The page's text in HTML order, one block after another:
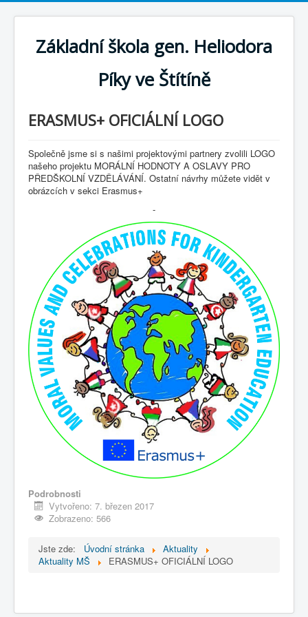
Základní škola gen. Heliodora
Píky ve Štítíně
ERASMUS+ OFICIÁLNÍ LOGO
Společně jsme si s našimi projektovými partnery zvolili LOGO
našeho projektu MORÁLNÍ HODNOTY A OSLAVY PRO
PŘEDŠKOLNÍ VZDĚLÁVÁNÍ. Ostatní návrhy můžete vidět v
obrázcích v sekci Erasmus+
-
Podrobnosti
Vytvořeno: 7. březen 2017
Zobrazeno: 566
Jste zde: Úvodní stránka
Aktuality
Aktuality MŠ
ERASMUS+ OFICIÁLNÍ LOGO